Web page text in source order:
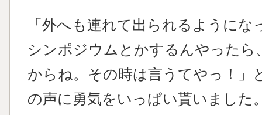
「外へも連れて出られるように
シンポジウムとかするんやったら
からね。その時は言うてやっ！」
の声に勇気をいっぱい貰いました